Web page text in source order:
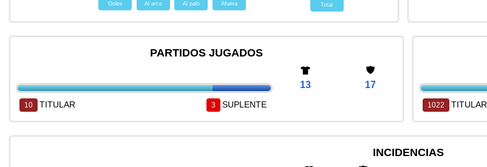
Total
Goles Al arco Al palo Afuera
PARTIDOS JUGADOS
13 17
10 TITULAR 3 SUPLENTE 1022 TITULAR
INCIDENCIAS